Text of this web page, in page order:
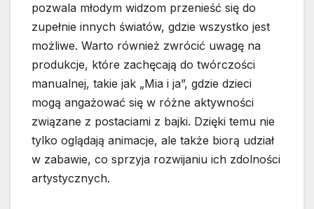
pozwala młodym widzom przenieść się do
zupełnie innych światów, gdzie wszystko jest
możliwe. Warto również zwrócić uwagę na
produkcje, które zachęcają do twórczości
manualnej, takie jak „Mia i ja”, gdzie dzieci
mogą angażować się w różne aktywności
związane z postaciami z bajki. Dzięki temu nie
tylko oglądają animacje, ale także biorą udział
w zabawie, co sprzyja rozwijaniu ich zdolności
artystycznych.